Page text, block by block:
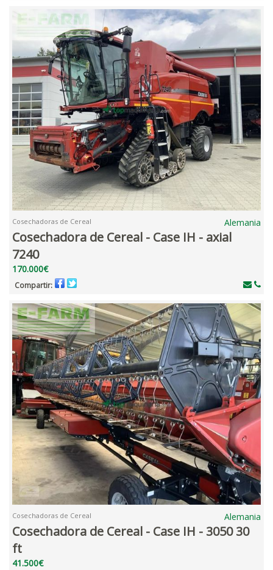
Cosechadoras de Cereal Alemania
Cosechadora de Cereal - Case IH - axial
7240
170.000€
Compartir:
Cosechadoras de Cereal Alemania
Cosechadora de Cereal - Case IH - 3050 30
ft
41.500€